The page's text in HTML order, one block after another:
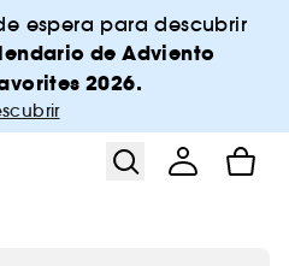
espera para descubrir
de Adviento
2026.